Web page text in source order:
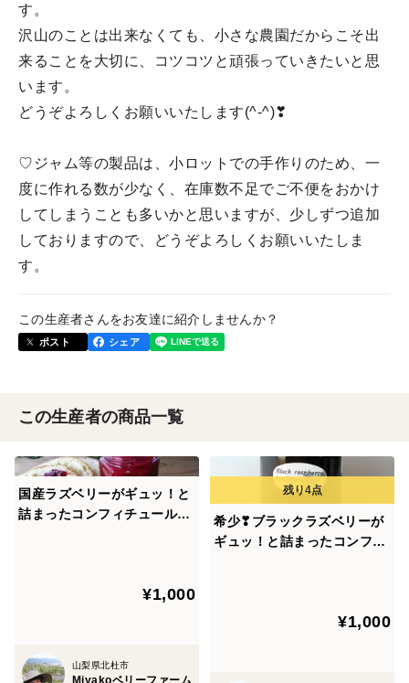
す。
沢山のことは出来なくても、小さな農園だからこそ出
来ることを大切に、コツコツと頑張っていきたいと思
います。
どうぞよろしくお願いいたします(^-^)❣
♡ジャム等の製品は、小ロットでの手作りのため、一
度に作れる数が少なく、在庫数不足でご不便をおかけ
してしまうことも多いかと思いますが、少しずつ追加
しておりますので、どうぞよろしくお願いいたしま
す。
この生産者さんをお友達に紹介しませんか？
ポスト シェア
この生産者の商品一覧
国産ラズベリーがギュッ！と
詰まったコンフィチュール
¥1,000
山梨県北杜市
希少❣ブラックラズベリーが
ギュッ！と詰まったコンフィ
¥1,000